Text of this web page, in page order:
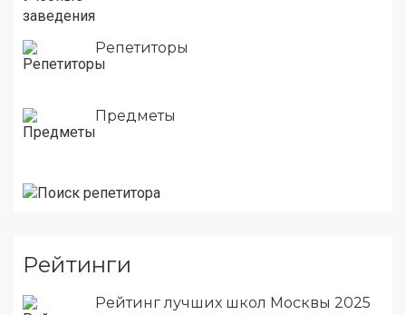
Репетиторы
Предметы
Рейтинги
Рейтинг лучших школ Москвы 2025